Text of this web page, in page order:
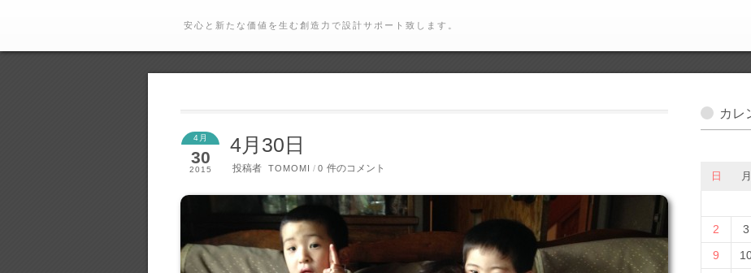
安心と新たな価値を生む創造力で設計サポート致します。
4月
30
2015
4月30日
投稿者 TOMOMI / 0 件のコメント
カレ
日 月
2
3
9